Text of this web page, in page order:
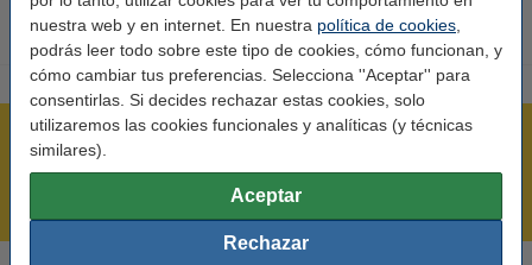
nuestra web y en internet. En nuestra política de cookies
podrás leer todo sobre este tipo de cookies, cómo funcionan, y
cómo cambiar tus preferencias. Selecciona ''Aceptar'' para
consentirlas. Si decides rechazar estas cookies, solo
utilizaremos las cookies funcionales y analíticas (y técnicas
similares).
Aceptar
Rechazar
¡Recibe en 24 horas!